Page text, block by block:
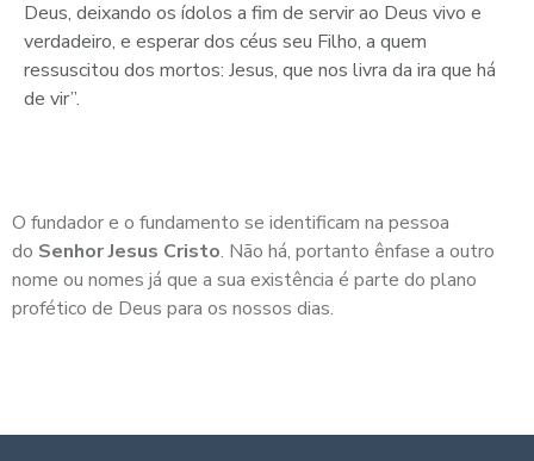
Deus, deixando os ídolos a fim de servir ao Deus vivo e
verdadeiro, e esperar dos céus seu Filho, a quem
ressuscitou dos mortos: Jesus, que nos livra da ira que há
de vir”.
O fundador e o fundamento se identificam na pessoa
do Senhor Jesus Cristo. Não há, portanto ênfase a outro
nome ou nomes já que a sua existência é parte do plano
profético de Deus para os nossos dias.